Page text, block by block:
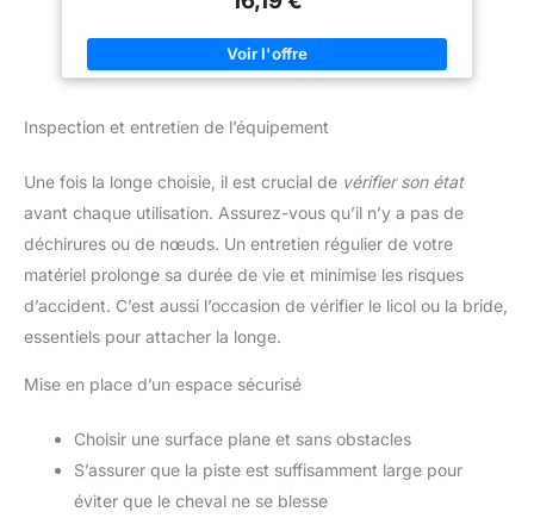
Inspection et entretien de l’équipement
Une fois la longe choisie, il est crucial de vérifier son état
avant chaque utilisation. Assurez-vous qu’il n’y a pas de
déchirures ou de nœuds. Un entretien régulier de votre
matériel prolonge sa durée de vie et minimise les risques
d’accident. C’est aussi l’occasion de vérifier le licol ou la bride,
essentiels pour attacher la longe.
Mise en place d’un espace sécurisé
Choisir une surface plane et sans obstacles
S’assurer que la piste est suffisamment large pour
éviter que le cheval ne se blesse